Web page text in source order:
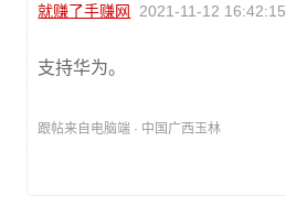
就赚了手赚网 2021-11-12 16:42:15
支持华为。
跟帖来自电脑端 · 中国广西玉林